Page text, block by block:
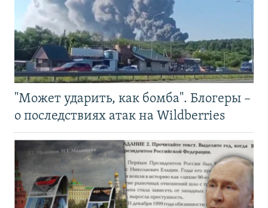
"Может ударить, как бомба". Блогеры –
о последствиях атак на Wildberries